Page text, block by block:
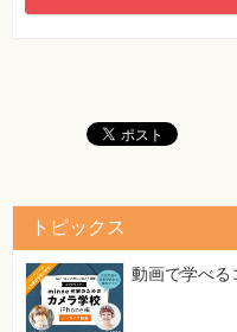
161ページ LIST
print($array);
[正]
<?php
$array=preg_split("/
print_r($array);
トピックス
動画で学べる